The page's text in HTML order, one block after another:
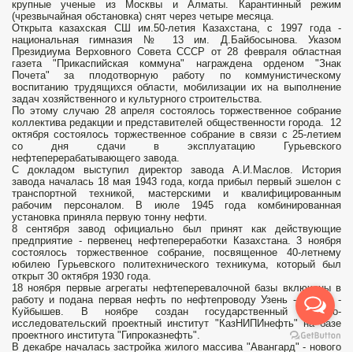
крупные ученые из Москвы и Алматы. Карантинный режим
(чрезвычайная обстановка) снят через четыре месяца.
Открыта казахская СШ им.50-летия Казахстана, с 1997 года -
национальная гимназия № 13 им. Д.Байбосынова. Указом
Президиума Верховного Совета СССР от 28 февраля областная
газета "Прикаспийская коммуна" награждена орденом "Знак
Почета" за плодотворную работу по коммунистическому
воспитанию трудящихся области, мобилизации их на выполнение
задач хозяйственного и культурного строительства.
По этому случаю 28 апреля состоялось торжественное собрание
коллектива редакции и представителей общественности города. 12
октября состоялось торжественное собрание в связи с 25-летием
со дня сдачи в эксплуатацию Гурьевского
нефтеперерабатывающего завода.
С докладом выступил директор завода А.И.Маслов. История
завода началась 18 мая 1943 года, когда прибыл первый эшелон с
транспортной техникой, мастерскими и квалифицированным
рабочим персоналом. В июле 1945 года комбинированная
установка приняла первую тонну нефти.
8 сентября завод официально был принят как действующие
предприятие - первенец нефтепереработки Казахстана. 3 ноября
состоялось торжественное собрание, посвященное 40-летнему
юбилею Гурьевского политехнического техникума, который был
открыт 30 октября 1930 года.
18 ноября первые агрегаты нефтеперевалочной базы включены в
работу и подана первая нефть по нефтепроводу Узень - Гурьев -
Куйбышев. В ноябре создан государственный научно-
исследовательский проектный институт "КазНИПИнефть" на базе
проектного института "Гипроказнефть".
В декабре началась застройка жилого массива "Авангард" - нового